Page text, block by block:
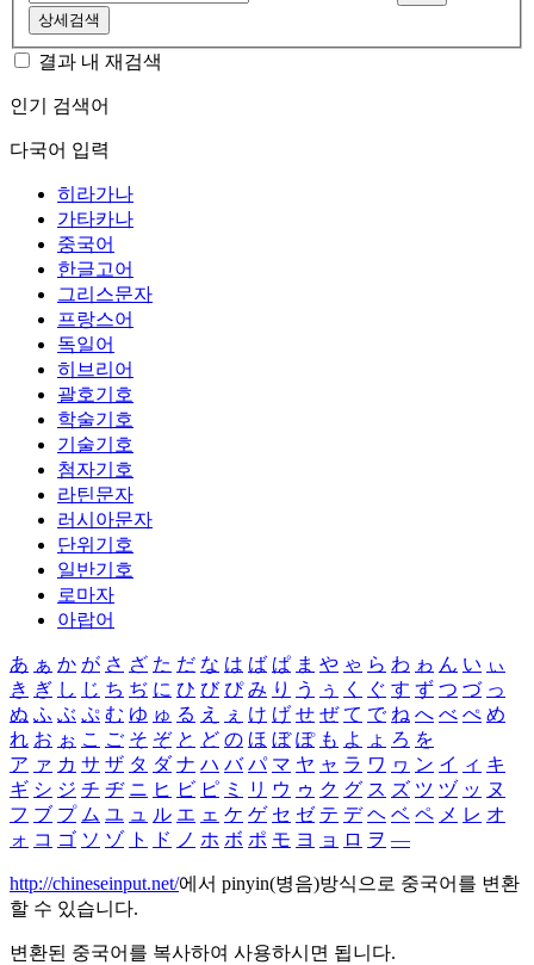
상세검색
결과 내 재검색
인기 검색어
다국어 입력
히라가나
가타카나
중국어
한글고어
그리스문자
프랑스어
독일어
히브리어
괄호기호
학술기호
기술기호
첨자기호
라틴문자
러시아문자
단위기호
일반기호
로마자
아랍어
あ ぁ か が さ ざ た だ な は ば ぱ ま や ゃ ら わ ゎ ん い ぃ
き ぎ し じ ち ぢ に ひ び ぴ み り う ぅ く ぐ す ず つ づ っ
ぬ ふ ぶ ぷ む ゆ ゅ る え ぇ け げ せ ぜ て で ね へ べ ぺ め
れ お ぉ こ ご そ ぞ と ど の ほ ぼ ぽ も よ ょ ろ を
ア ァ カ サ ザ タ ダ ナ ハ バ パ マ ヤ ャ ラ ワ ヮ ン イ ィ キ
ギ シ ジ チ ヂ ニ ヒ ビ ピ ミ リ ウ ゥ ク グ ス ズ ツ ヅ ッ ヌ
フ ブ プ ム ユ ュ ル エ ェ ケ ゲ セ ゼ テ デ ヘ ベ ペ メ レ オ
ォ コ ゴ ソ ゾ ト ド ノ ホ ボ ポ モ ヨ ョ ロ ヲ ―
http://chineseinput.net/에서 pinyin(병음)방식으로 중국어를 변환
할 수 있습니다.
변환된 중국어를 복사하여 사용하시면 됩니다.